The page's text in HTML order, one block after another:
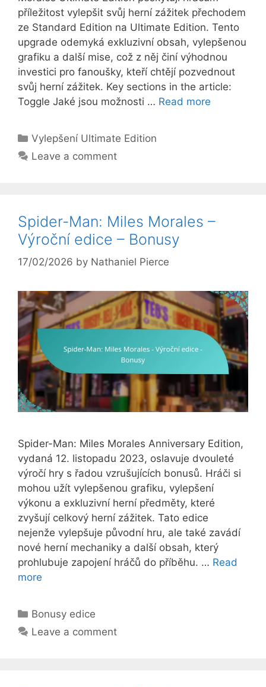
příležitost vylepšit svůj herní zážitek přechodem
ze Standard Edition na Ultimate Edition. Tento
upgrade odemyká exkluzivní obsah, vylepšenou
grafiku a další mise, což z něj činí výhodnou
investici pro fanoušky, kteří chtějí pozvednout
svůj herní zážitek. Key sections in the article:
Toggle Jaké jsou možnosti … Read more
Categories
Vylepšení Ultimate Edition
Leave a comment
Spider-Man: Miles Morales –
Výroční edice – Bonusy
17/02/2026 by Nathaniel Pierce
Spider-Man: Miles Morales Anniversary Edition,
vydaná 12. listopadu 2023, oslavuje dvouleté
výročí hry s řadou vzrušujících bonusů. Hráči si
mohou užít vylepšenou grafiku, vylepšení
výkonu a exkluzivní herní předměty, které
zvyšují celkový herní zážitek. Tato edice
nejenže vylepšuje původní hru, ale také zavádí
nové herní mechaniky a další obsah, který
prohlubuje zapojení hráčů do příběhu. … Read
more
Categories
Bonusy edice
Leave a comment